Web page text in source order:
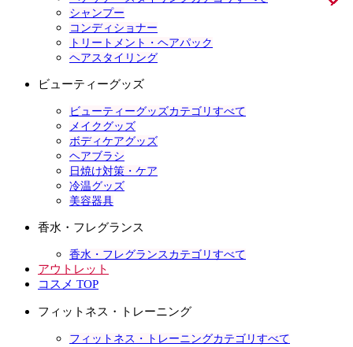
シャンプー
コンディショナー
トリートメント・ヘアパック
ヘアスタイリング
ビューティーグッズ
ビューティーグッズカテゴリすべて
メイクグッズ
ボディケアグッズ
ヘアブラシ
日焼け対策・ケア
冷温グッズ
美容器具
香水・フレグランス
香水・フレグランスカテゴリすべて
アウトレット
コスメ TOP
フィットネス・トレーニング
フィットネス・トレーニングカテゴリすべて